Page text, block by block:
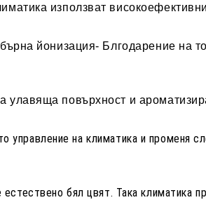
използват
йонизация- Блгодарение на
улавяща повърхност и
управление на климатика и променя
бял цвят. Така климатика